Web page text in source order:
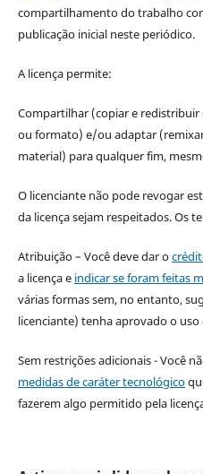
compartilhamento do trabalho
publicação inicial neste periódico.
A licença permite:
Compartilhar (copiar e
ou formato) e/ou adaptar
material) para qualquer fim,
O licenciante não pode revogar
da licença sejam respeitados. Os
Atribuição – Você deve dar o
a licença e indicar se foram feitas
várias formas sem, no entanto,
licenciante) tenha aprovado o uso
Sem restrições adicionais - Você
medidas de caráter tecnológico
fazerem algo permitido pela